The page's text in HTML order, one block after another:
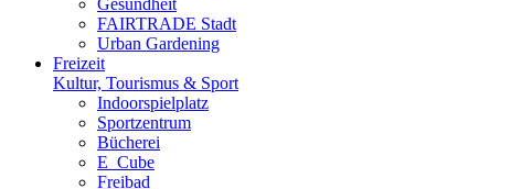
FAIRTRADE Stadt
Urban Gardening
Freizeit
Kultur, Tourismus & Sport
Indoorspielplatz
Sportzentrum
Bücherei
E_Cube
Freibad